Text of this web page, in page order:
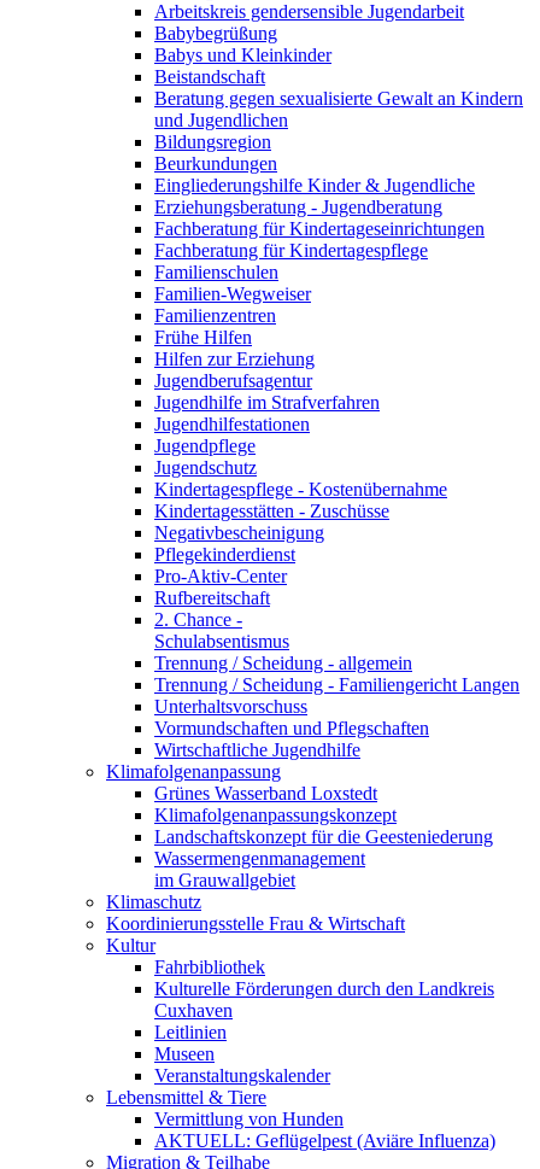
Arbeitskreis gendersensible Jugendarbeit
Babybegrüßung
Babys und Kleinkinder
Beistandschaft
Beratung gegen sexualisierte Gewalt an Kindern
und Jugendlichen
Bildungsregion
Beurkundungen
Eingliederungshilfe Kinder & Jugendliche
Erziehungsberatung - Jugendberatung
Fachberatung für Kindertageseinrichtungen
Fachberatung für Kindertagespflege
Familienschulen
Familien-Wegweiser
Familienzentren
Frühe Hilfen
Hilfen zur Erziehung
Jugendberufsagentur
Jugendhilfe im Strafverfahren
Jugendhilfestationen
Jugendpflege
Jugendschutz
Kindertagespflege - Kostenübernahme
Kindertagesstätten - Zuschüsse
Negativbescheinigung
Pflegekinderdienst
Pro-Aktiv-Center
Rufbereitschaft
2. Chance -
Schulabsentismus
Trennung / Scheidung - allgemein
Trennung / Scheidung - Familiengericht Langen
Unterhaltsvorschuss
Vormundschaften und Pflegschaften
Wirtschaftliche Jugendhilfe
Klimafolgenanpassung
Grünes Wasserband Loxstedt
Klimafolgenanpassungskonzept
Landschaftskonzept für die Geesteniederung
Wassermengenmanagement
im Grauwallgebiet
Klimaschutz
Koordinierungsstelle Frau & Wirtschaft
Kultur
Fahrbibliothek
Kulturelle Förderungen durch den Landkreis
Cuxhaven
Leitlinien
Museen
Veranstaltungskalender
Lebensmittel & Tiere
Vermittlung von Hunden
AKTUELL: Geflügelpest (Aviäre Influenza)
Migration & Teilhabe